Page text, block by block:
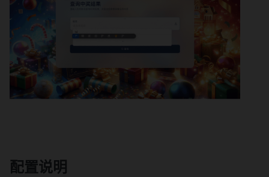
配置说明